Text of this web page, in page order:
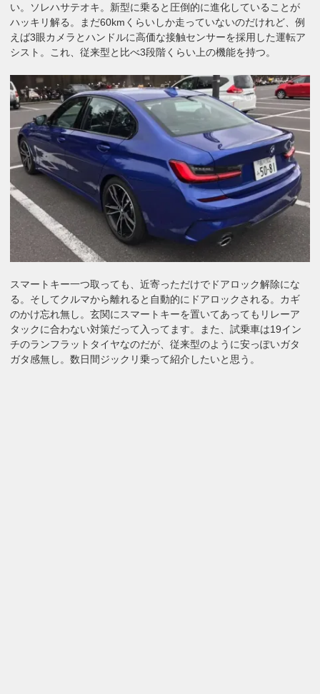
い。ソレハサテオキ。新型に乗ると圧倒的に進化していることが
ハッキリ解る。まだ60kmくらいしか走っていないのだけれど、例
えば3眼カメラとハンドルに高価な接触センサーを採用した運転ア
シスト。これ、従来型と比べ3段階くらい上の機能を持つ。
スマートキー一つ取っても、近寄っただけでドアロック解除にな
る。そしてクルマから離れると自動的にドアロックされる。カギ
のかけ忘れ無し。玄関にスマートキーを置いてあってもリレーア
タックに合わない対策だって入ってます。また、試乗車は19イン
チのランフラットタイヤなのだが、従来型のように安っぽいガタ
ガタ感無し。数日間ジックリ乗って紹介したいと思う。